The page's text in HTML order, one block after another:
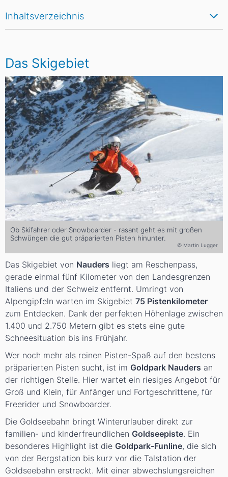
Inhaltsverzeichnis
Das Skigebiet
Ob Skifahrer oder Snowboarder - rasant geht es mit großen
Schwüngen die gut präparierten Pisten hinunter.
© Martin Lugger
Das Skigebiet von Nauders liegt am Reschenpass,
gerade einmal fünf Kilometer von den Landesgrenzen
Italiens und der Schweiz entfernt. Umringt von
Alpengipfeln warten im Skigebiet 75 Pistenkilometer
zum Entdecken. Dank der perfekten Höhenlage zwischen
1.400 und 2.750 Metern gibt es stets eine gute
Schneesituation bis ins Frühjahr.
Wer noch mehr als reinen Pisten-Spaß auf den bestens
präparierten Pisten sucht, ist im Goldpark Nauders an
der richtigen Stelle. Hier wartet ein riesiges Angebot für
Groß und Klein, für Anfänger und Fortgeschrittene, für
Freerider und Snowboarder.
Die Goldseebahn bringt Winterurlauber direkt zur
familien- und kinderfreundlichen Goldseepiste. Ein
besonderes Highlight ist die Goldpark-Funline, die sich
von der Bergstation bis kurz vor die Talstation der
Goldseebahn erstreckt. Mit einer abwechslungsreichen